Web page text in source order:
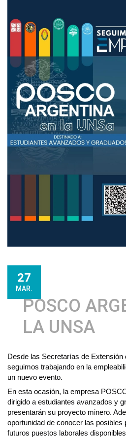
27
MAR.
POSCO
LA UNSA
Desde las Secretarías de Extensión
seguimos trabajando en la
un nuevo evento.
En esta ocasión, la empresa
dirigido a estudiantes avanzados y
presentarán su proyecto minero.
oportunidad de conocer las
futuros puestos laborales